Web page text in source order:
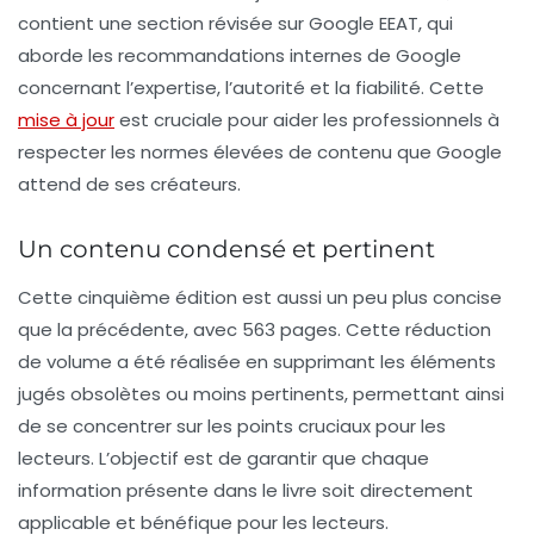
contient une section révisée surGoogle EEAT, qui
aborde les recommandations internes de Google
concernant l’expertise, l’autorité et la fiabilité. Cette
mise à jourest cruciale pour aider les professionnels à
respecter les normes élevées de contenu que Google
attend de ses créateurs.
Un contenu condensé et pertinent
Cette cinquième édition est aussi un peu plus concise
que la précédente, avec 563 pages. Cette réduction
de volume a été réalisée en supprimant les éléments
jugés obsolètes ou moins pertinents, permettant ainsi
de se concentrer sur les points cruciaux pour les
lecteurs. L’objectif est de garantir que chaque
information présente dans le livre soit directement
applicable et bénéfique pour les lecteurs.